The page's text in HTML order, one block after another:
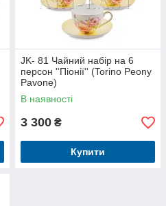
JK- 81 Чайний набір на 6
персон ''Піонії'' (Torino Peony
Pavone)
В наявності
3 300 ₴
Купити